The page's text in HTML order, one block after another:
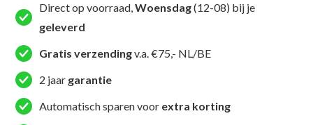
Zwart
aantal
Direct op voorraad,Woensdag(12-08) bij je
geleverd
Gratis verzendingv.a. €75,- NL/BE
2 jaar garantie
Automatisch sparen voor extra korting